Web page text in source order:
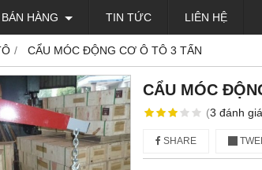
HÀNG TIN TỨC LIÊN HỆ
CẨU MÓC ĐỘNG CƠ Ô TÔ 3 TẤN
CẨU MÓC
(3 đánh giá
SHARE